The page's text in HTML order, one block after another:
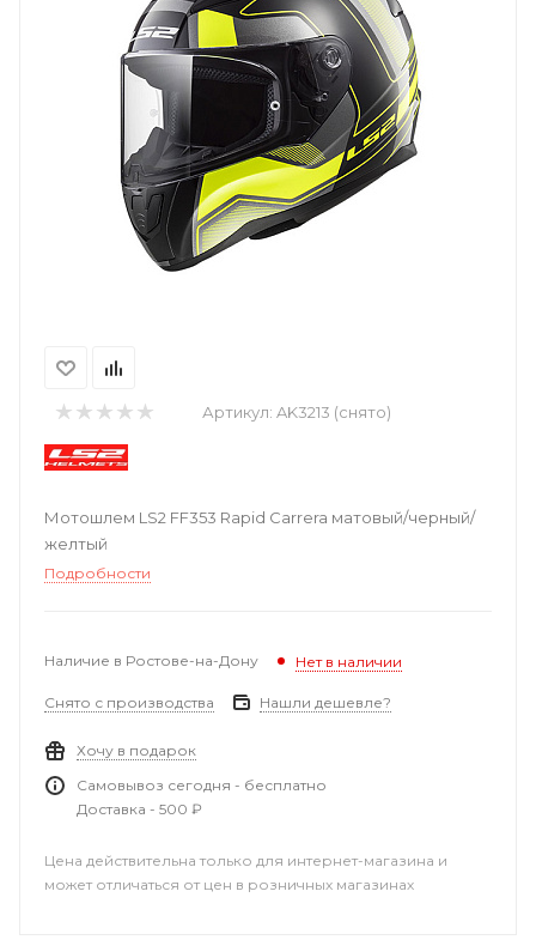
Артикул: AK3213 (снято)
Мотошлем LS2 FF353 Rapid Carrera матовый/черный/
желтый
Подробности
Наличие в Ростове-на-Дону Нет в наличии
Снято с производства Нашли дешевле?
Хочу в подарок
Самовывоз сегодня - бесплатно
Доставка - 500 ₽
Цена действительна только для интернет-магазина и
может отличаться от цен в розничных магазинах